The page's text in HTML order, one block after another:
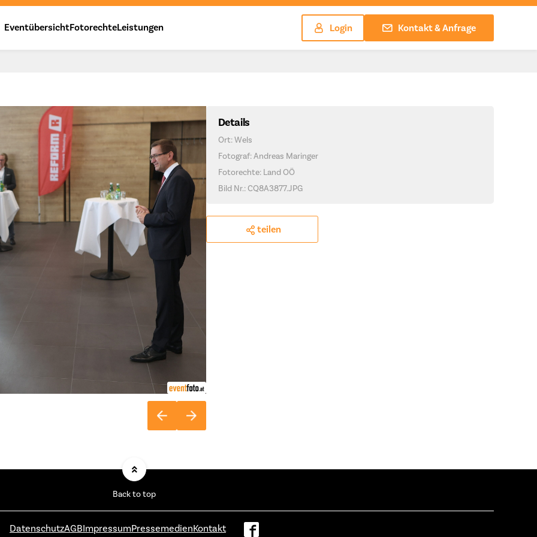
EventübersichtFotorechteLeistungen Login Kontakt & Anfrage
Details
Ort: Wels
Fotograf: Andreas Maringer
Fotorechte: Land OÖ
Bild Nr.: CQ8A3877.JPG
teilen
Back to top
DatenschutzAGBImpressumPressemedienKontakt